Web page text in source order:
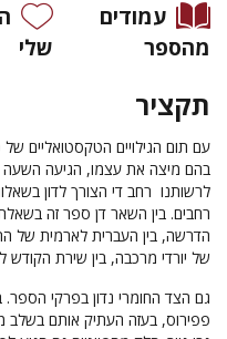
עמודים
מהספר
שלי
תקציר
עם תום הגילויים הטקסטואליים של
בהם מיצה את עצמו, הגיעה השעה
לרשותנו רחב די הצורך לדון
רחבים. בין השאר דן ספר זה
הדרשה, בין העברית לארמית של
של יורדי מרכבה, בין שירת הקודש
גם הצד החומרי נדון בפרקי הספר.
פפירוס, בעזה העתיק אותם בשלב